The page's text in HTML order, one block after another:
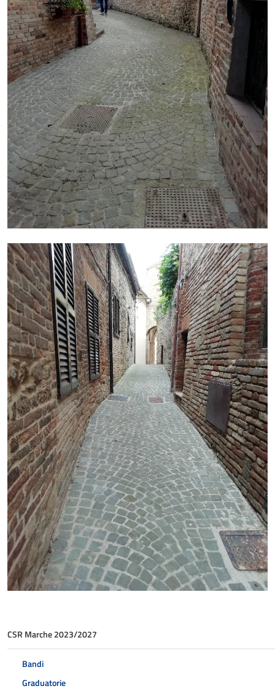
CSR Marche 2023/2027
Bandi
Graduatorie